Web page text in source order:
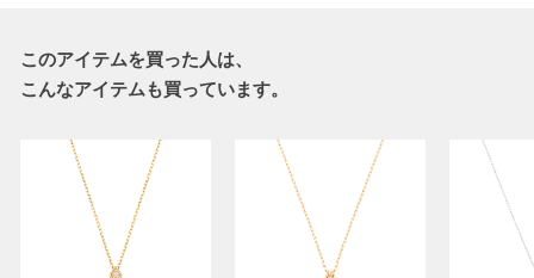
このアイテムを買った人は、
こんなアイテムも買っています。